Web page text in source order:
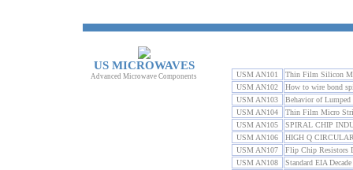
US MICROWAVES
Advanced Microwave Components USM AN101
Thin Film Silicon
USM AN102
How to wire bond
USM AN103
Behavior of
USM AN104
Thin Film Micro
USM AN105
SPIRAL CHIP
USM AN106
HIGH Q
USM AN107
Flip Chip Resistors
USM AN108
Standard EIA